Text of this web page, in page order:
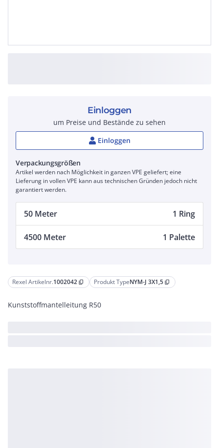
Rexel Artikelnr.1002042 content_copy Produkt TypeNYM-J 3X1,5 content_copy
Kunststoffmantelleitung R50
Einloggen
um Preise und Bestände zu sehen
Einloggen
Verpackungsgrößen
Artikel werden nach Möglichkeit in ganzen VPE geliefert; eine
Lieferung in vollen VPE kann aus technischen Gründen jedoch nicht
garantiert werden.
50 Meter 1 Ring
4500 Meter 1 Palette